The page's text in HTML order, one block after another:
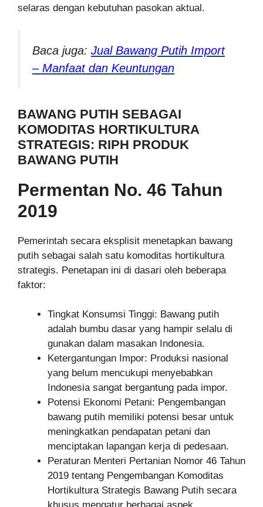
selaras dengan kebutuhan pasokan aktual.
Baca juga: Jual Bawang Putih Import
– Manfaat dan Keuntungan
BAWANG PUTIH SEBAGAI
KOMODITAS HORTIKULTURA
STRATEGIS: RIPH PRODUK
BAWANG PUTIH
Permentan No. 46 Tahun
2019
Pemerintah secara eksplisit menetapkan bawang
putih sebagai salah satu komoditas hortikultura
strategis. Penetapan ini di dasari oleh beberapa
faktor:
Tingkat Konsumsi Tinggi: Bawang putih
adalah bumbu dasar yang hampir selalu di
gunakan dalam masakan Indonesia.
Ketergantungan Impor: Produksi nasional
yang belum mencukupi menyebabkan
Indonesia sangat bergantung pada impor.
Potensi Ekonomi Petani: Pengembangan
bawang putih memiliki potensi besar untuk
meningkatkan pendapatan petani dan
menciptakan lapangan kerja di pedesaan.
Peraturan Menteri Pertanian Nomor 46 Tahun
2019 tentang Pengembangan Komoditas
Hortikultura Strategis Bawang Putih secara